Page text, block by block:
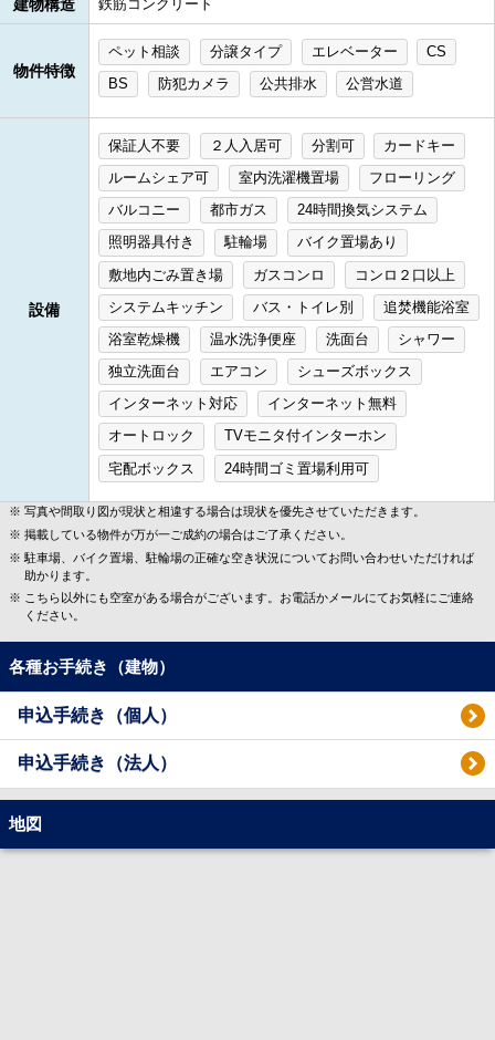
建物構造 鉄筋コンクリート
物件特徴
ペット相談 分譲タイプ エレベーター
CS
BS
防犯カメラ 公共排水 公営水道
設備
保証人不要 ２人入居可 分割可
カードキー
ルームシェア可
室内洗濯機置場
フローリング
バルコニー
都市ガス
24時間換気システム
照明器具付き
駐輪場
バイク置場あり
敷地内ごみ置き場
ガスコンロ
コンロ２口以上
システムキッチン
バス・トイレ別
追焚機能浴室
浴室乾燥機
温水洗浄便座 洗面台
シャワー
独立洗面台
エアコン
シューズボックス
インターネット対応
インターネット無料
オートロック
TVモニタ付インターホン
宅配ボックス
24時間ゴミ置場利用可
写真や間取り図が現状と相違する場合は現状を優先させていただきます。
掲載している物件が万が一ご成約の場合はご了承ください。
駐車場、バイク置場、駐輪場の正確な空き状況についてお問い合わせいただければ
助かります。
こちら以外にも空室がある場合がございます。お電話かメールにてお気軽にご連絡
ください。
各種お手続き（建物）
申込手続き（個人）
申込手続き（法人）
地図